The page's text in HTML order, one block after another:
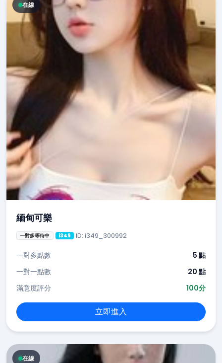
在線
緬甸可樂
一對多等待中 i349 ID: i349_300992
一對多點數
5 點
一對一點數
20 點
滿意度評分
100分
立即進入
在線